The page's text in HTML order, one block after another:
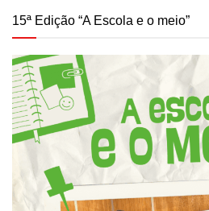
15ª Edição “A Escola e o meio”